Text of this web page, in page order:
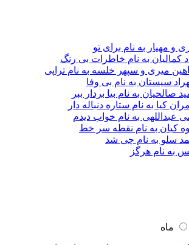
حمیدی1
وینتِرس1
1
و مهیار به نام برای تو
کمالیان به نام خاطرات بی رنگ
میری و سپهر خلسه به نام تراپی
سیستان به نام بی وفا
صالحیان به نام بیا بردار ببر
کیا به نام ستاره دنباله دار
عبداللهی به نام خواب دیدم
کیان به نام نقطه سر خط
سلو به نام چی شد
به نام هرگز
ماه